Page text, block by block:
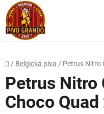
Přejít
na
obsah
Domů
/ Belgická piva / Petrus Nitro
Petrus Nitro
Choco Quad